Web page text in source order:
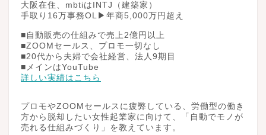
大阪在住、mbtiはINTJ（建築家）
手取り16万事務OL▶︎年商5,000万円超え
■自動販売の仕組みで売上2億円以上
■ZOOMセールス、プロモ一切なし
■20代から夫婦で会社経営、法人9期目
■メインはYouTube
詳しい実績はこちら
プロモやZOOMセールスに疲弊している、労働型の働き
方から脱却したい女性起業家に向けて、「自動でモノが
売れる仕組みづくり」を教えています。